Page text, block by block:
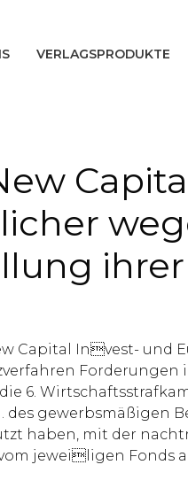
VERLAGSPRODUKTE
Capital Invest-
Forderungen
6.
gewerbsmäßigen
haben, mit der
jeweiligen Fonds